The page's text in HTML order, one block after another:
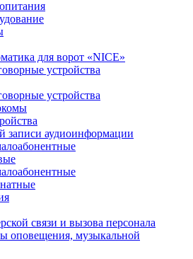
для ворот «NICE»
устройства
устройства
записи аудиоинформации
связи и вызова персонала
оповещения, музыкальной